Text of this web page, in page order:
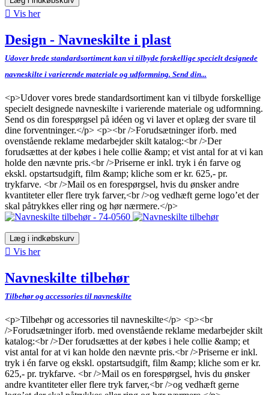
 Vis her
Design - Navneskilte i plast
Udover brede standardsortiment kan vi tilbyde forskellige specielt designede
navneskilte i varierende materiale og udformning. Send din...
<p>Udover vores brede standardsortiment kan vi tilbyde forskellige
specielt designede navneskilte i varierende materiale og udformning.
Send os din forespørgsel på idéen og vi laver et oplæg der svare til
dine forventninger.</p> <p><br />Forudsætninger iforb. med
ovenstående reklame medarbejder skilt katalog:<br />Der
forudsættes at der købes i hele collie &amp; et vist antal for at vi kan
holde den nævnte pris.<br />Priserne er inkl. tryk i én farve og
ekskl. opstartsudgift, film &amp; kliche som er kr. 625,- pr.
trykfarve. <br />Mail os en forespørgsel, hvis du ønsker andre
kvantiteter eller flere tryk farver,<br />og vedhæft gerne logo’et der
skal påtrykkes eller ring og hør nærmere.</p>
Læg i indkøbskurv
 Vis her
Navneskilte tilbehør
Tilbehør og accessories til navneskilte
<p>Tilbehør og accessories til navneskilte</p> <p><br
/>Forudsætninger iforb. med ovenstående reklame medarbejder skilt
katalog:<br />Der forudsættes at der købes i hele collie &amp; et
vist antal for at vi kan holde den nævnte pris.<br />Priserne er inkl.
tryk i én farve og ekskl. opstartsudgift, film &amp; kliche som er kr.
625,- pr. trykfarve. <br />Mail os en forespørgsel, hvis du ønsker
andre kvantiteter eller flere tryk farver,<br />og vedhæft gerne